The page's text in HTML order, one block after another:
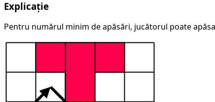
Explicație
Pentru numărul minim de apăsări, jucătorul poate